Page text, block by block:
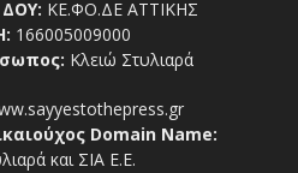
ΔΟΥ: ΚΕ.ΦΟ.ΔΕ ΑΤΤΙΚΗΣ
166005009000
Κλειώ Στυλιαρά
Domain Name:
και ΣΙΑ Ε.Ε.